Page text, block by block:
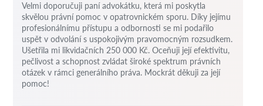
Velmi doporučuji paní advokátku, která mi poskytla
skvělou právní pomoc v opatrovnickém sporu. Díky jejímu
profesionálnímu přístupu a odbornosti se mi podařilo
uspět v odvolání s uspokojivým pravomocným rozsudkem.
Ušetřila mi likvidačních 250 000 Kč. Oceňuji její efektivitu,
pečlivost a schopnost zvládat široké spektrum právních
otázek v rámci generálního práva. Mockrát děkuji za její
pomoc!